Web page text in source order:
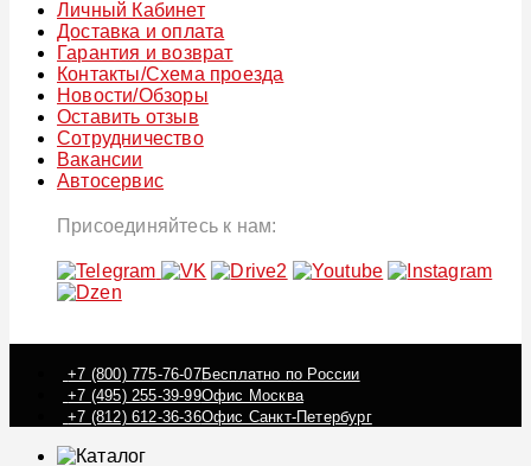
Личный Кабинет
Доставка и оплата
Гарантия и возврат
Контакты/Схема проезда
Новости/Обзоры
Оставить отзыв
Сотрудничество
Вакансии
Автосервис
Присоединяйтесь к нам:
+7 (800) 775-76-07Бесплатно по России
+7 (495) 255-39-99Офис Москва
+7 (812) 612-36-36Офис Санкт-Петербург